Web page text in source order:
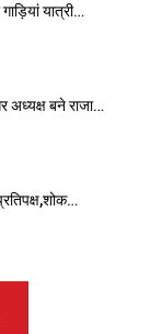
यात्री…
अध्यक्ष बने राजा…